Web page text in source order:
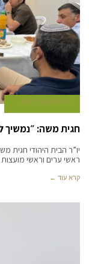
19 באוקטובר 2021
חגית משה: ״נמשיך
יו”ר הבית היהודי חגית
ראשי ערים וראשי
קרא עוד ←